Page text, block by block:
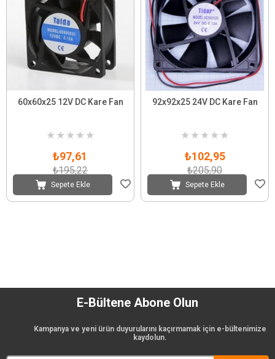
60x60x25 12V DC Kare Fan
★ ★ ★ ★ ★
₺97,61
₺195,22
Sepete Ekle
92x92x25 24V DC Kare Fan
★ ★ ★ ★ ★
₺102,95
₺205,90
Sepete Ekle
E-Bültene Abone Olun
Kampanya ve yeni ürün duyurularını kaçırmamak için e-bültenimize
kaydolun.